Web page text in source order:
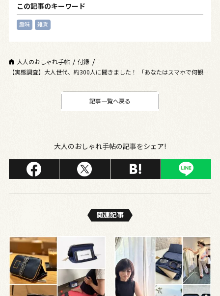
この記事のキーワード
趣味 雑貨
大人のおしゃれ手帖
付録
【実態調査】大人世代、約300人に聞きました！ 「あなたはスマホで何観て
記事一覧へ戻る
大人のおしゃれ手帖の記事をシェア!
関連記事